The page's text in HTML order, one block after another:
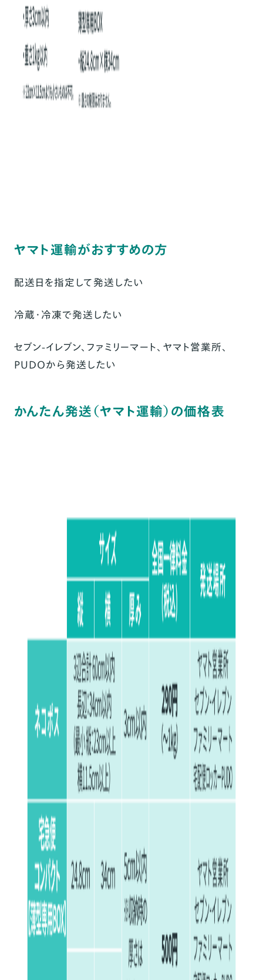
ヤマト運輸がおすすめの方
配送日を指定して発送したい
冷蔵・冷凍で発送したい
セブン-イレブン、ファミリーマート、ヤマト営業所、
PUDOから発送したい
かんたん発送（ヤマト運輸）の価格表